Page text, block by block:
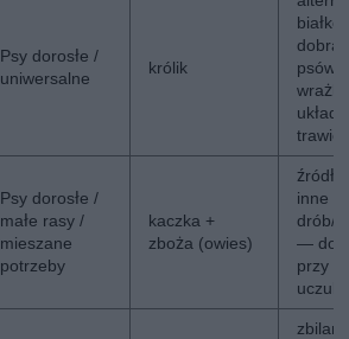
Psy dorosłe /
uniwersalne
królik
dobra
psów z
Psy dorosłe /
małe rasy /
mieszane
potrzeby
kaczka +
zboża (owies)
inne
drób/
—
przy